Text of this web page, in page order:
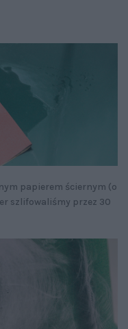
papierem ściernym (o
szlifowaliśmy przez 30